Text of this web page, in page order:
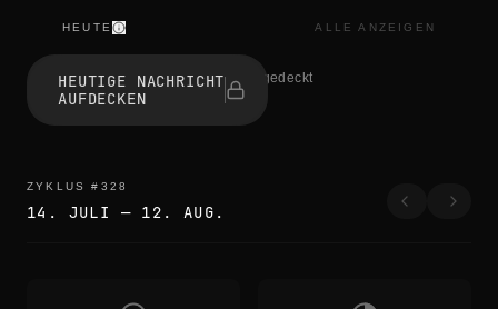
HEUTE ALLE ANZEIGEN
s
e
s
i
k
HEUTIGE NACHRICHT
AUFDECKEN
1 haben aufgedeckt
ZYKLUS # 328
14. JULI — 12. AUG.